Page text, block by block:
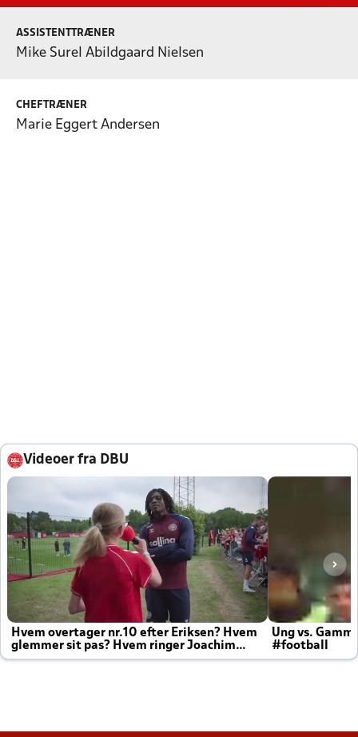
ASSISTENTTRÆNER
Mike Surel Abildgaard Nielsen
CHEFTRÆNER
Marie Eggert Andersen
Videoer fra DBU
Hvem overtager nr.10 efter Eriksen? Hvem
glemmer sit pas? Hvem ringer Joachim
altid til efter kampe?
Ung vs.
#football